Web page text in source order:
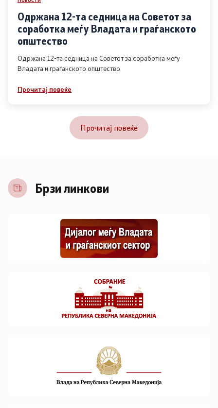
Одржана 12-та седница на Советот за
соработка меѓу Владата и граѓанското
општество
Одржана 12-та седница на Советот за соработка меѓу
Владата и граѓанското општество
Прочитај повеќе
Прочитај повеќе
Брзи линкови